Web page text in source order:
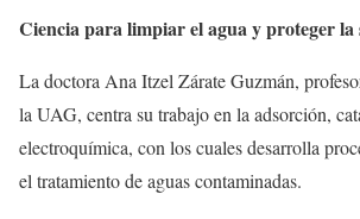
Ciencia para limpiar el agua y proteger la
La doctora Ana Itzel Zárate Guzmán,
la UAG, centra su trabajo en la adsorción,
electroquímica, con los cuales desarrolla
el tratamiento de aguas contaminadas.